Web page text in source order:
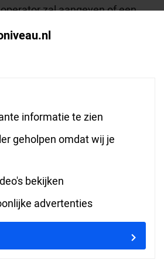
informatie te zien
geholpen omdat wij je
bekijken
advertenties
zal aangeven of een
zal zijn. Altijd op de
diensten en ontwikkelingen?